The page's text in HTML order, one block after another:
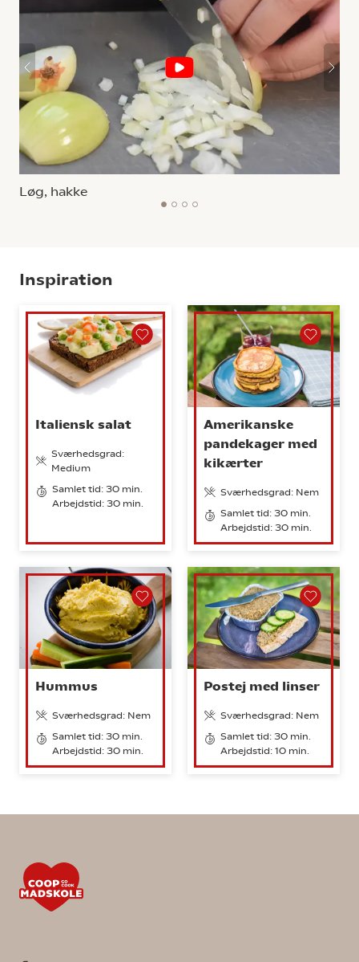
Løg, hakke
1 2 3 4
Inspiration
Italiensk salat
Sværhedsgrad:
Medium
Samlet tid: 30 min.
Arbejdstid: 30 min.
Amerikanske
pandekager med
kikærter
Sværhedsgrad: Nem
Samlet tid: 30 min.
Arbejdstid: 30 min.
Hummus
Sværhedsgrad: Nem
Samlet tid: 30 min.
Arbejdstid: 30 min.
Postej med linser
Sværhedsgrad: Nem
Samlet tid: 30 min.
Arbejdstid: 10 min.